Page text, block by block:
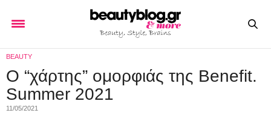
BEAUTY
Ο “χάρτης” ομορφιάς της Benefit.
Summer 2021
11/05/2021